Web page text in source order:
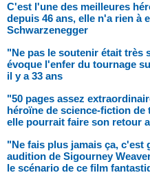
C'est l'une des meilleures
depuis 46 ans, elle n'a rien à
Schwarzenegger
"Ne pas le soutenir était très
évoque l'enfer du tournage
il y a 33 ans
"50 pages assez
héroïne de science-fiction de
elle pourrait faire son retour
"Ne fais plus jamais ça,
audition de Sigourney
le scénario de ce film